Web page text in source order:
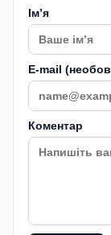
Імʼя
E-mail
Коментар